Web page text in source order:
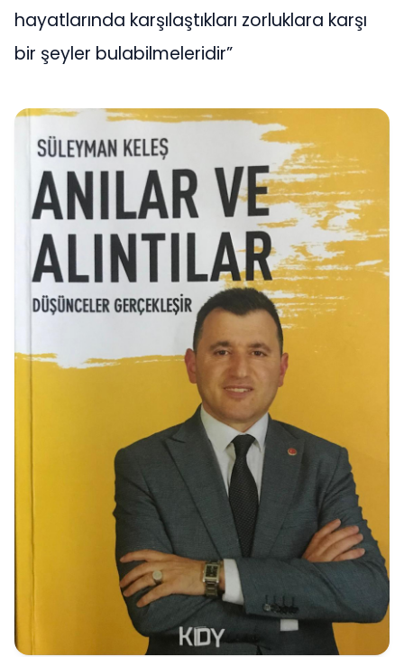
hayatlarında karşılaştıkları zorluklara karşı
bir şeyler bulabilmeleridir”